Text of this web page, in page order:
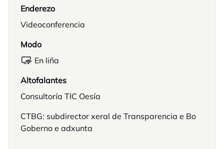
Enderezo
Videoconferencia
Modo
En liña
Altofalantes
Consultoría TIC Oesía
CTBG: subdirector xeral de Transparencia e Bo
Goberno e adxunta